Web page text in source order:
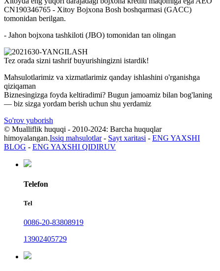
CN190346765 - Xitoy Bojxona Bosh boshqarmasi (GACC)
tomonidan berilgan.
- Jahon bojxona tashkiloti (JBO) tomonidan tan olingan
Tez orada sizni tashrif buyurishingizni istardik!
Mahsulotlarimiz va xizmatlarimiz qanday ishlashini o'rganishga
qiziqaman
Biznesingizga foyda keltiradimi? Bugun jamoamiz bilan bog'laning
— biz sizga yordam berish uchun shu yerdamiz
So'rov yuborish
© Mualliflik huquqi - 2010-2024: Barcha huquqlar
himoyalangan.Issiq mahsulotlar- Sayt xaritasi - ENG YAXSHI
BLOG - ENG YAXSHI QIDIRUV
Telefon
Tel
0086-20-83808919
13902405729